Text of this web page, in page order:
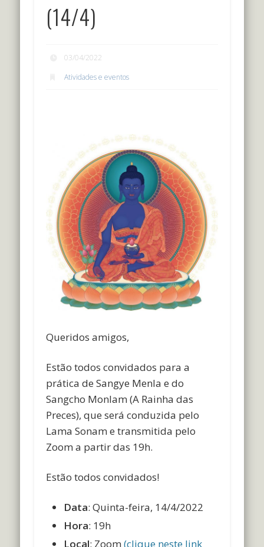
(14/4)
03/04/2022
Atividades e eventos
Queridos amigos,
Estão todos convidados para a
prática de Sangye Menla e do
Sangcho Monlam (A Rainha das
Preces), que será conduzida pelo
Lama Sonam e transmitida pelo
Zoom a partir das 19h.
Estão todos convidados!
Data: Quinta-feira, 14/4/2022
Hora: 19h
Local: Zoom(clique neste link